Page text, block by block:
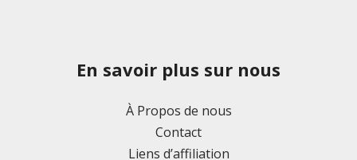
En savoir plus sur nous
À Propos de nous
Contact
Liens d’affiliation